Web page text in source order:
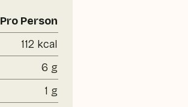
Pro Person
112 kcal
6 g
1 g